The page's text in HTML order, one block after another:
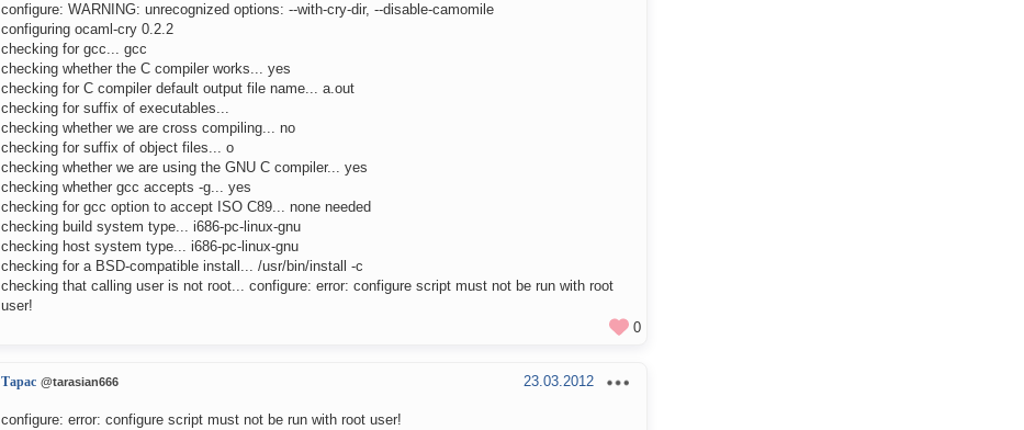
configure: WARNING: unrecognized options: --with-cry-dir, --disable-camomile
configuring ocaml-cry 0.2.2
checking for gcc... gcc
checking whether the C compiler works... yes
checking for C compiler default output file name... a.out
checking for suffix of executables...
checking whether we are cross compiling... no
checking for suffix of object files... o
checking whether we are using the GNU C compiler... yes
checking whether gcc accepts -g... yes
checking for gcc option to accept ISO C89... none needed
checking build system type... i686-pc-linux-gnu
checking host system type... i686-pc-linux-gnu
checking for a BSD-compatible install... /usr/bin/install -c
checking that calling user is not root... configure: error: configure script must not be run with root
user!
0
Тарас @tarasian666 23.03.2012
configure: error: configure script must not be run with root user!